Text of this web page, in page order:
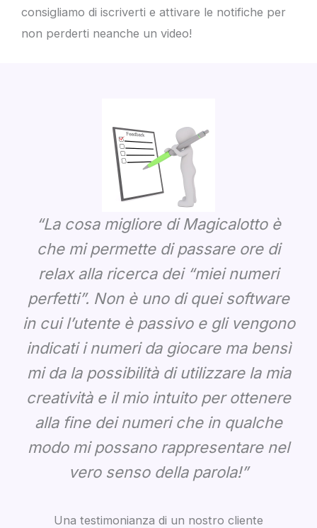
consigliamo di iscriverti e attivare le notifiche per
non perderti neanche un video!
“La cosa migliore di Magicalotto è
che mi permette di passare ore di
relax alla ricerca dei “miei numeri
perfetti”. Non è uno di quei software
in cui l’utente è passivo e gli vengono
indicati i numeri da giocare ma bensì
mi da la possibilità di utilizzare la mia
creatività e il mio intuito per ottenere
alla fine dei numeri che in qualche
modo mi possano rappresentare nel
vero senso della parola!”
Una testimonianza di un nostro cliente